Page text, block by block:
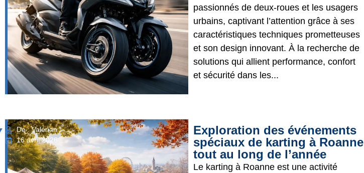
passionnés de deux-roues et les usagers
urbains, captivant l’attention grâce à ses
caractéristiques techniques prometteuses
et son design innovant. À la recherche de
solutions qui allient performance, confort
et sécurité dans les...
De : Valérian
16 avril 2026
Exploration des événements
spéciaux de karting à Roanne
tout au long de l’année
Le karting à Roanne est une activité